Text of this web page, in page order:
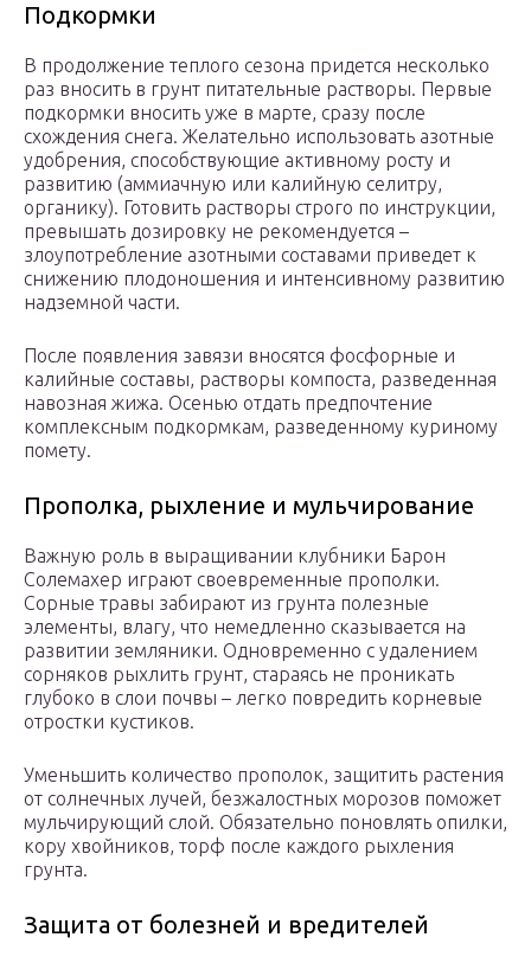
Подкормки
В продолжение теплого сезона придется несколько
раз вносить в грунт питательные растворы. Первые
подкормки вносить уже в марте, сразу после
схождения снега. Желательно использовать азотные
удобрения, способствующие активному росту и
развитию (аммиачную или калийную селитру,
органику). Готовить растворы строго по инструкции,
превышать дозировку не рекомендуется –
злоупотребление азотными составами приведет к
снижению плодоношения и интенсивному развитию
надземной части.
После появления завязи вносятся фосфорные и
калийные составы, растворы компоста, разведенная
навозная жижа. Осенью отдать предпочтение
комплексным подкормкам, разведенному куриному
помету.
Прополка, рыхление и мульчирование
Важную роль в выращивании клубники Барон
Солемахер играют своевременные прополки.
Сорные травы забирают из грунта полезные
элементы, влагу, что немедленно сказывается на
развитии земляники. Одновременно с удалением
сорняков рыхлить грунт, стараясь не проникать
глубоко в слои почвы – легко повредить корневые
отростки кустиков.
Уменьшить количество прополок, защитить растения
от солнечных лучей, безжалостных морозов поможет
мульчирующий слой. Обязательно поновлять опилки,
кору хвойников, торф после каждого рыхления
грунта.
Защита от болезней и вредителей